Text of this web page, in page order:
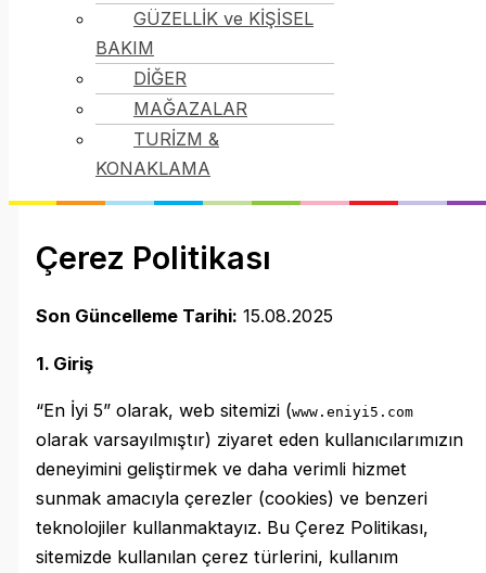
GÜZELLİK ve KİŞİSEL
BAKIM
DİĞER
MAĞAZALAR
TURİZM &
KONAKLAMA
Çerez Politikası
Son Güncelleme Tarihi: 15.08.2025
1. Giriş
“En İyi 5” olarak, web sitemizi (www.eniyi5.com
olarak varsayılmıştır) ziyaret eden kullanıcılarımızın
deneyimini geliştirmek ve daha verimli hizmet
sunmak amacıyla çerezler (cookies) ve benzeri
teknolojiler kullanmaktayız. Bu Çerez Politikası,
sitemizde kullanılan çerez türlerini, kullanım